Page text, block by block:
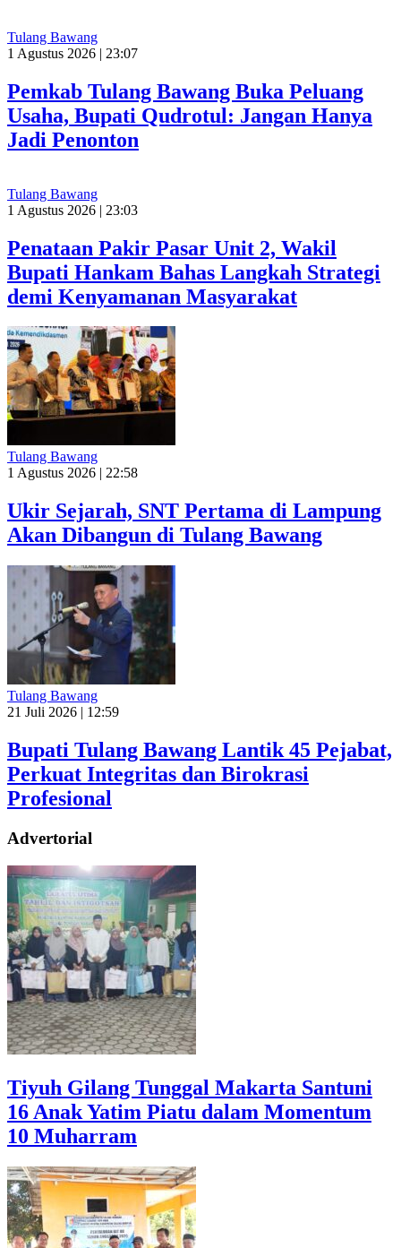
Tulang Bawang
1 Agustus 2026 | 23:07
Pemkab Tulang Bawang Buka Peluang
Usaha, Bupati Qudrotul: Jangan Hanya
Jadi Penonton
Tulang Bawang
1 Agustus 2026 | 23:03
Penataan Pakir Pasar Unit 2, Wakil
Bupati Hankam Bahas Langkah Strategi
demi Kenyamanan Masyarakat
Tulang Bawang
1 Agustus 2026 | 22:58
Ukir Sejarah, SNT Pertama di Lampung
Akan Dibangun di Tulang Bawang
Tulang Bawang
21 Juli 2026 | 12:59
Bupati Tulang Bawang Lantik 45 Pejabat,
Perkuat Integritas dan Birokrasi
Profesional
Advertorial
Tiyuh Gilang Tunggal Makarta Santuni
16 Anak Yatim Piatu dalam Momentum
10 Muharram